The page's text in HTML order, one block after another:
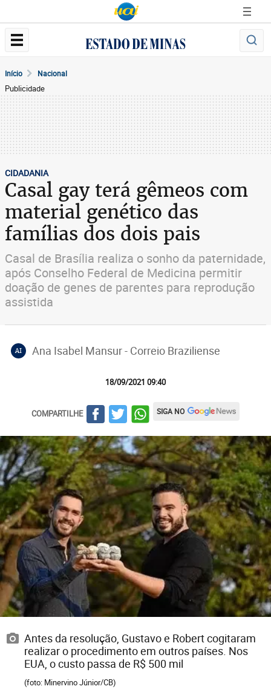
Início Nacional
Publicidade
CIDADANIA
Casal gay terá gêmeos com
material genético das
famílias dos dois pais
Casal de Brasília realiza o sonho da paternidade,
após Conselho Federal de Medicina permitir
doação de genes de parentes para reprodução
assistida
AI Ana Isabel Mansur - Correio Braziliense
18/09/2021 09:40
COMPARTILHE SIGA NO
Antes da resolução, Gustavo e Robert cogitaram
realizar o procedimento em outros países. Nos
EUA, o custo passa de R$ 500 mil
(foto: Minervino Júnior/CB)